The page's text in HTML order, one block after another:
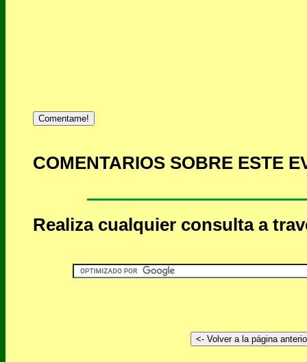
Comentame!
COMENTARIOS SOBRE ESTE
Realiza cualquier consulta a